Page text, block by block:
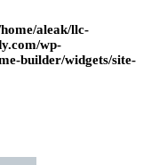
aleak/llc-
wp-
builder/widgets/site-